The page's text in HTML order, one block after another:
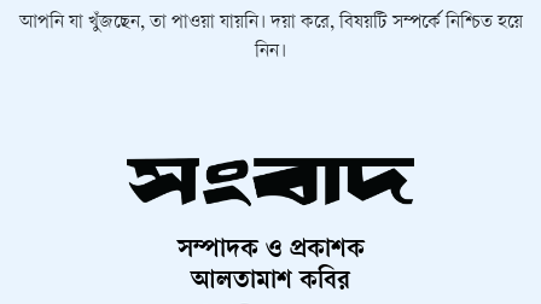
আপনি যা খুঁজছেন, তা পাওয়া যায়নি। দয়া করে, বিষয়টি সম্পর্কে নিশ্চিত হয়ে
নিন।
সম্পাদক ও প্রকাশক
আলতামাশ কবির